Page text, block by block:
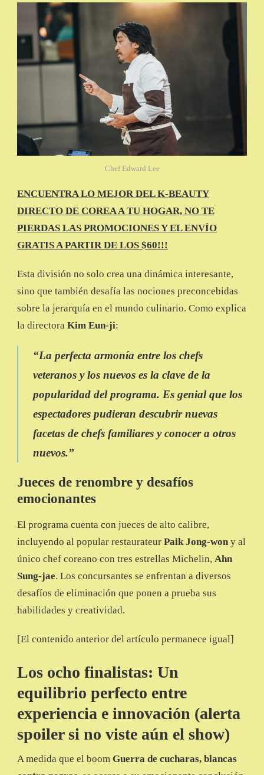
Chef Edward Lee
ENCUENTRA LO MEJOR DEL K-BEAUTY
DIRECTO DE COREA A TU HOGAR, NO TE
PIERDAS LAS PROMOCIONES Y EL ENVÍO
GRATIS A PARTIR DE LOS $60!!!
Esta división no solo crea una dinámica interesante,
sino que también desafía las nociones preconcebidas
sobre la jerarquía en el mundo culinario. Como explica
la directora Kim Eun-ji:
“La perfecta armonía entre los chefs
veteranos y los nuevos es la clave de la
popularidad del programa. Es genial que los
espectadores pudieran descubrir nuevas
facetas de chefs familiares y conocer a otros
nuevos.”
Jueces de renombre y desafíos
emocionantes
El programa cuenta con jueces de alto calibre,
incluyendo al popular restaurateur Paik Jong-won y al
único chef coreano con tres estrellas Michelin, Ahn
Sung-jae. Los concursantes se enfrentan a diversos
desafíos de eliminación que ponen a prueba sus
habilidades y creatividad.
[El contenido anterior del artículo permanece igual]
Los ocho finalistas: Un
equilibrio perfecto entre
experiencia e innovación (alerta
spoiler si no viste aún el show)
A medida que el boom Guerra de cucharas, blancas